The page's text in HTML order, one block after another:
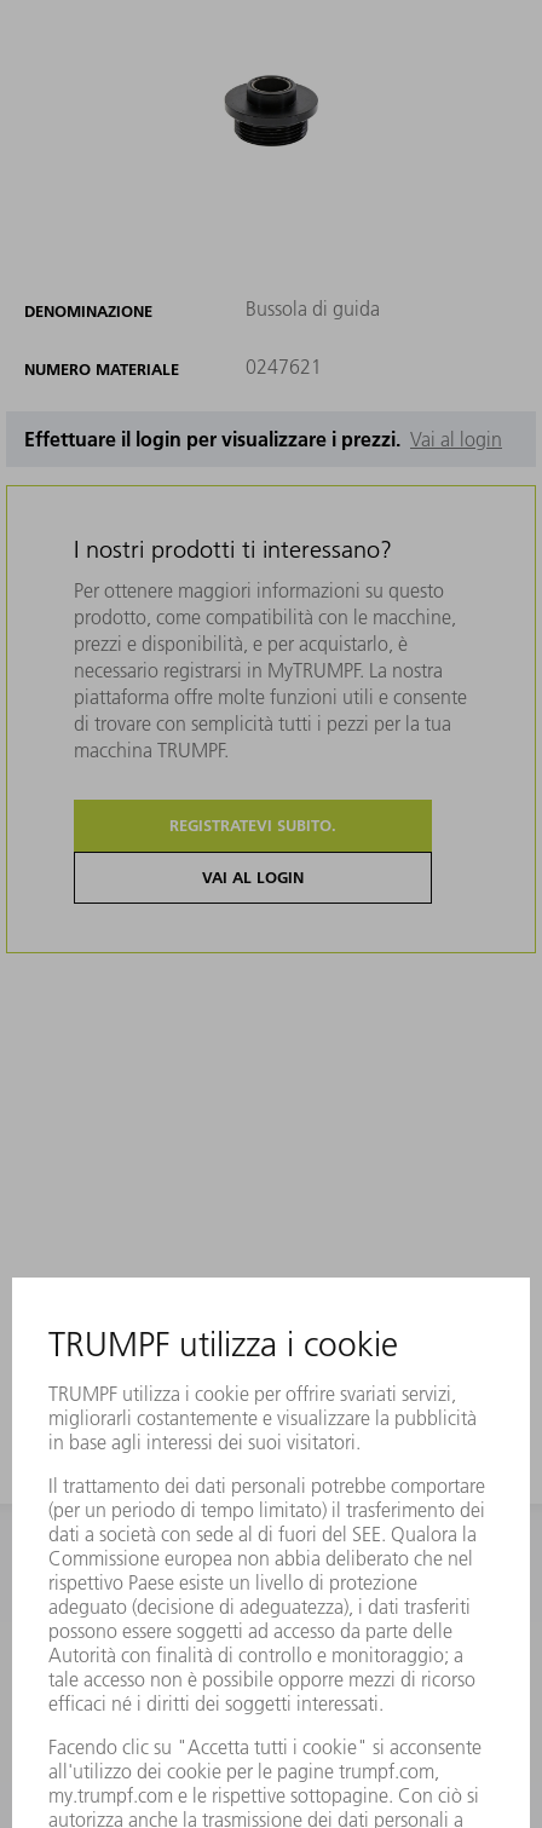
DENOMINAZIONE Bussola di guida
NUMERO MATERIALE 0247621
Effettuare il login per visualizzare i prezzi. Vai al login
I nostri prodotti ti interessano?
Per ottenere maggiori informazioni su questo
prodotto, come compatibilità con le macchine,
prezzi e disponibilità, e per acquistarlo, è
necessario registrarsi in MyTRUMPF. La nostra
piattaforma offre molte funzioni utili e consente
di trovare con semplicità tutti i pezzi per la tua
macchina TRUMPF.
REGISTRATEVI SUBITO.
VAI AL LOGIN
INFORMAZIONE
Domande frequenti
Condizioni generali di contratto
CONTATTO
RICAMBI TRUMPF ITALIA
lunedì a venerdì: 08:30 – 18:00
ricambi@trumpf.com
CONTATTO